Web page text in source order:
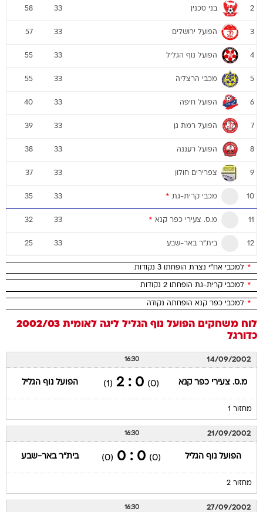
2 בני סכנין 33
58
3 הפועל ירושלים 33
57
4 הפועל נוף הגליל 33
55
5 מכבי הרצליה 33
55
6 הפועל חיפה 33
40
7 הפועל רמת גן 33
39
8 הפועל רעננה 33
38
9 צפרירים חולון 33
37
10 מכבי קרית-גת *
33
35
11 מ.ס. צעירי כפר קנא *
33
32
12 בית"ר באר-שבע 33
25
* למכבי אח"י נצרת הופחתו 3 נקודות
* למכבי קרית-גת הופחתו 2 נקודות
* למכבי כפר קנא הופחתה נקודה
לוח משחקים הפועל נוף הגליל ליגה לאומית 2002/03
כדורגל
14/09/2002
16:30
מ.ס. צעירי כפר קנא (0)
0 : 2
(1) הפועל נוף הגליל
מחזור 1
21/09/2002
16:30
הפועל נוף הגליל (0)
0 : 0
(0) בית"ר באר-שבע
מחזור 2
27/09/2002
16:30